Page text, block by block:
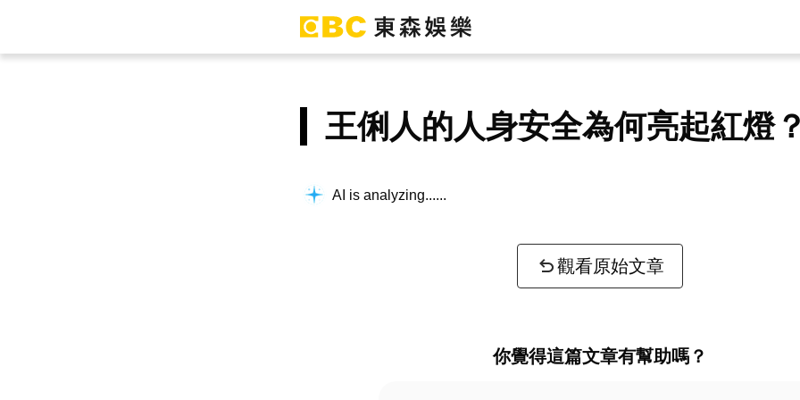
王俐人的人身安全為何亮起紅燈
AI is analyzing...
觀看原始文章
你覺得這篇文章有幫助嗎？